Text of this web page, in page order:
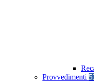
Provvedimenti